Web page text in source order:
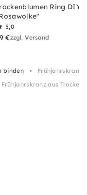
Ring DIY-
5,0
€zzgl. Versand
binden
Frühjahrskranz
Frühjahrskranz aus